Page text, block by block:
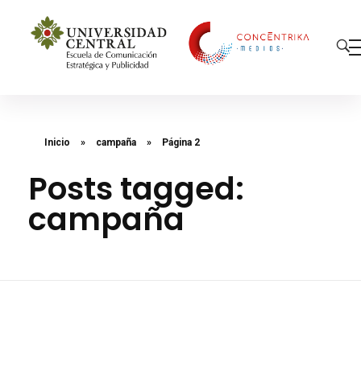
Inicio » campaña » Página 2
Posts tagged:
campaña